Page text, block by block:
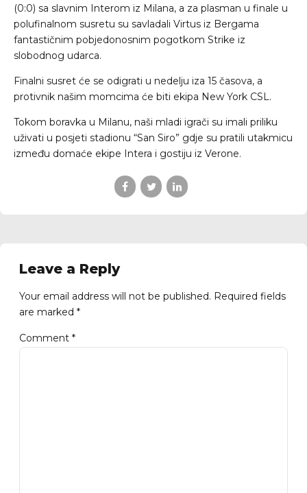
(0:0) sa slavnim Interom iz Milana, a za plasman u finale u
polufinalnom susretu su savladali Virtus iz Bergama
fantastičnim pobjedonosnim pogotkom Strike iz
slobodnog udarca.
Finalni susret će se odigrati u nedelju iza 15 časova, a
protivnik našim momcima će biti ekipa New York CSL.
Tokom boravka u Milanu, naši mladi igrači su imali priliku
uživati u posjeti stadionu “San Siro” gdje su pratili utakmicu
između domaće ekipe Intera i gostiju iz Verone.
Leave a Reply
Your email address will not be published. Required fields
are marked *
Comment *